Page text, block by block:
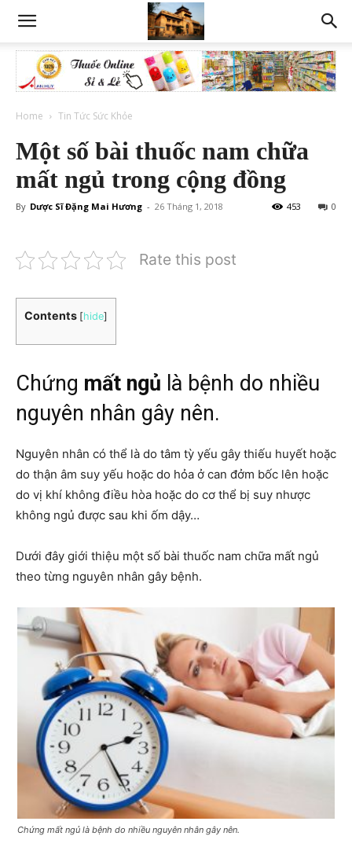
Home Tin Tức Sức Khỏe
Một số bài thuốc nam chữa
mất ngủ trong cộng đồng
By Dược Sĩ Đặng Mai Hương - 26 Tháng 1, 2018 0
453
Rate this post
Contents [hide]
Chứng mất ngủ là bệnh do nhiều
nguyên nhân gây nên.
Nguyên nhân có thể là do tâm tỳ yếu gây thiếu huyết hoặc
do thận âm suy yếu hoặc do hỏa ở can đởm bốc lên hoặc
do vị khí không điều hòa hoặc do cơ thể bị suy nhược
không ngủ được sau khi ốm dậy…
Dưới đây giới thiệu một số bài thuốc nam chữa mất ngủ
theo từng nguyên nhân gây bệnh.
Chứng mất ngủ là bệnh do nhiều nguyên nhân gây nên.